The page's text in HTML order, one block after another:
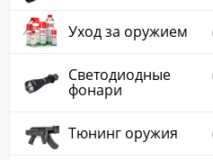
Уход за оружием
Светодиодные
фонари
Тюнинг оружия